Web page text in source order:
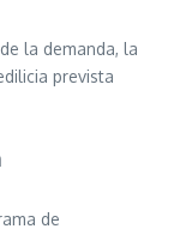
la demanda, la
prevista
de